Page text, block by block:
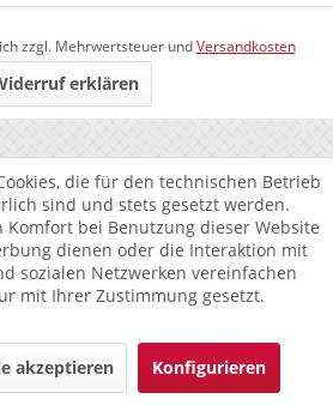
zzgl. Mehrwertsteuer undVersandkosten
erklären
die für den technischen Betrieb
sind und stets gesetzt werden.
Komfort bei Benutzung dieser Website
dienen oder die Interaktion mit
sozialen Netzwerken vereinfachen
mit Ihrer Zustimmung gesetzt.
akzeptieren Konfigurieren